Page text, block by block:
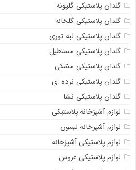
گلدان پلاستیکی گلپونه
گلدان پلاستیکی گلخانه
گلدان پلاستیکی لبه توری
گلدان پلاستیکی مستطیل
گلدان پلاستیکی مشکی
گلدان پلاستیکی نرده ای
گلدان پلاستیکی نشا
لوازم آشپزخانه پلاستیکی
لوازم آشپزخانه لیمون
لوازم پلاستیکی آشپزخانه
لوازم پلاستیکی عروس